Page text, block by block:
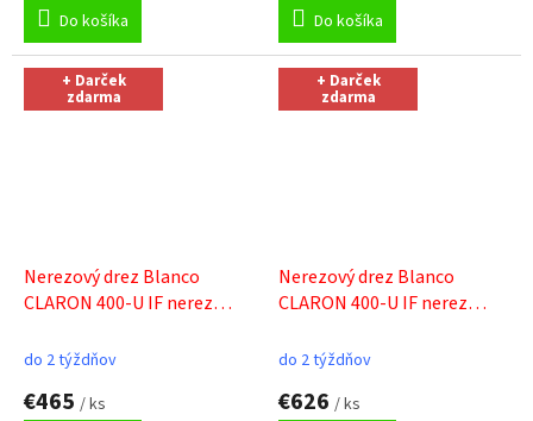
Do košíka
Do košíka
+ Darček
zdarma
Nerezový drez Blanco
CLARON 400-U IF nerez
čistiaca pasta
do 2 týždňov
€465 / ks
+ Darček
zdarma
Nerezový drez Blanco
CLARON 400-U IF nerez
čistiaca pasta
do 2 týždňov
€626 / ks